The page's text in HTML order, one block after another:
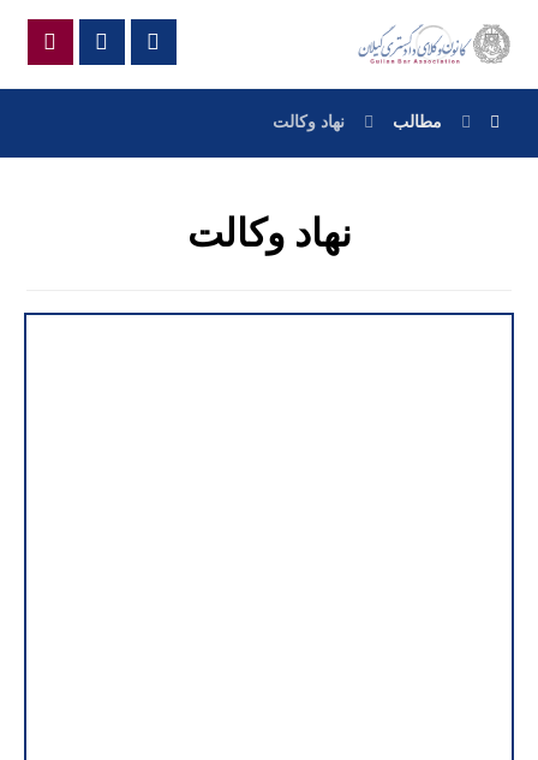
مطالب نهاد وکالت
نهاد وکالت